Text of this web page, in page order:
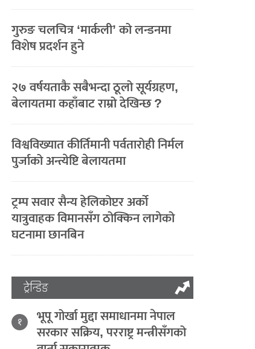
गुरुङ चलचित्र ‘मार्कली’ को लन्डनमा
विशेष प्रदर्शन हुने
२७ वर्षयताकै सबैभन्दा ठूलो सूर्यग्रहण,
बेलायतमा कहाँबाट राम्रो देखिन्छ ?
विश्वविख्यात कीर्तिमानी पर्वतारोही निर्मल
पुर्जाको अन्त्येष्टि बेलायतमा
ट्रम्प सवार सैन्य हेलिकोप्टर अर्को
यात्रुवाहक विमानसँग ठोक्किन लागेको
घटनामा छानबिन
ट्रेन्डिङ
१ भूपू गोर्खा मुद्दा समाधानमा नेपाल
सरकार सक्रिय, परराष्ट्र मन्त्रीसँगको